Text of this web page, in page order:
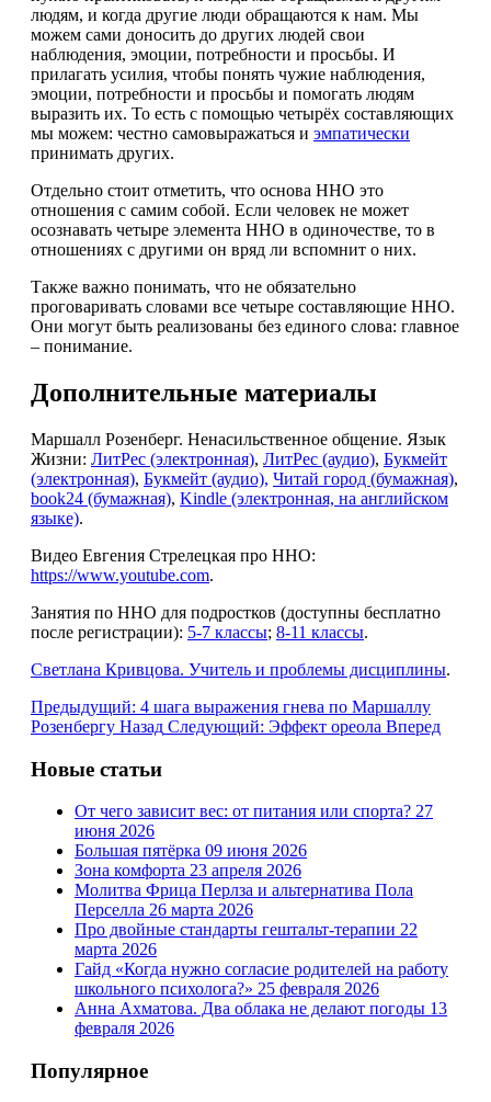
людям, и когда другие люди обращаются к нам. Мы
можем сами доносить до других людей свои
наблюдения, эмоции, потребности и просьбы. И
прилагать усилия, чтобы понять чужие наблюдения,
эмоции, потребности и просьбы и помогать людям
выразить их. То есть с помощью четырёх составляющих
мы можем: честно самовыражаться и эмпатически
принимать других.
Отдельно стоит отметить, что основа ННО это
отношения с самим собой. Если человек не может
осознавать четыре элемента ННО в одиночестве, то в
отношениях с другими он вряд ли вспомнит о них.
Также важно понимать, что не обязательно
проговаривать словами все четыре составляющие ННО.
Они могут быть реализованы без единого слова: главное
– понимание.
Дополнительные материалы
Маршалл Розенберг. Ненасильственное общение. Язык
Жизни: ЛитРес (электронная), ЛитРес (аудио), Букмейт
(электронная), Букмейт (аудио), Читай город (бумажная),
book24 (бумажная), Kindle (электронная, на английском
языке).
Видео Евгения Стрелецкая про ННО:
https://www.youtube.com.
Занятия по ННО для подростков (доступны бесплатно
после регистрации): 5-7 классы; 8-11 классы.
Светлана Кривцова. Учитель и проблемы дисциплины.
Предыдущий: 4 шага выражения гнева по Маршаллу
Розенбергу Назад Следующий: Эффект ореола Вперед
Новые статьи
От чего зависит вес: от питания или спорта? 27
июня 2026
Большая пятёрка 09 июня 2026
Зона комфорта 23 апреля 2026
Молитва Фрица Перлза и альтернатива Пола
Перселла 26 марта 2026
Про двойные стандарты гештальт-терапии 22
марта 2026
Гайд «Когда нужно согласие родителей на работу
школьного психолога?» 25 февраля 2026
Анна Ахматова. Два облака не делают погоды 13
февраля 2026
Популярное